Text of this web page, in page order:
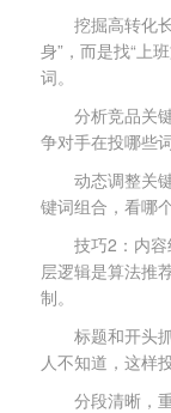
挖掘高转化
身”，而是找“上
词。
分析竞品关
争对手在投哪些
动态调整关
键词组合，看哪
技巧2：内
层逻辑是算法推
制。
标题和开头
人不知道，这样
分段清晰，